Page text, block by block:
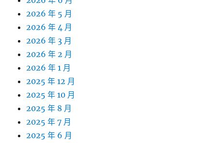
2026 年 5 月
2026 年 4 月
2026 年 3 月
2026 年 2 月
2026 年 1 月
2025 年 12 月
2025 年 10 月
2025 年 8 月
2025 年 7 月
2025 年 6 月